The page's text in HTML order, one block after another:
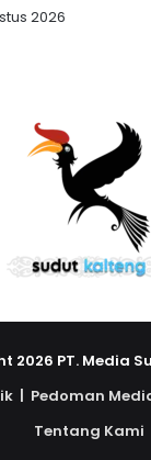
2026
2026 PT. Media
| Pedoman
Tentang Kami